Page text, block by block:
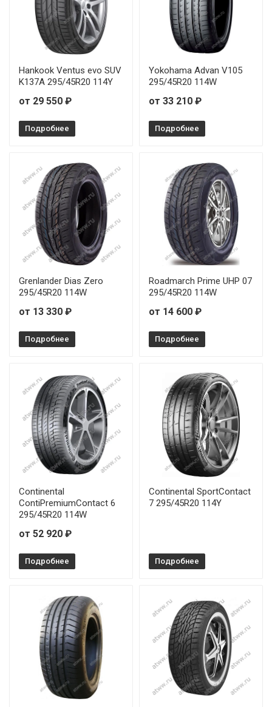
Toyo Proxes ST III 275/50R22 115V
Toyo Proxes ST III 285/60R18 120V
Toyo Proxes ST III 305/35R24 112W
Toyo Proxes ST III 305/45R22 118V
Toyo Proxes ST III 335/25R22 105W
Hankook Ventus evo SUV
K137A 295/45R20 114Y
от 29 550 ₽
Подробнее
Yokohama Advan V105
295/45R20 114W
от 33 210 ₽
Подробнее
Grenlander Dias Zero
295/45R20 114W
от 13 330 ₽
Подробнее
Roadmarch Prime UHP 07
295/45R20 114W
от 14 600 ₽
Подробнее
Continental
ContiPremiumContact 6
295/45R20 114W
от 52 920 ₽
Подробнее
Continental SportContact
7 295/45R20 114Y
Подробнее